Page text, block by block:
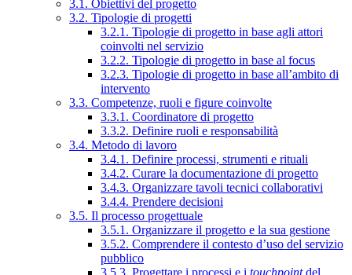
3.1. Obiettivi del progetto
3.2. Tipologie di progetti
3.2.1. Tipologie di progetto in base agli attori
coinvolti nel servizio
3.2.2. Tipologie di progetto in base al focus
3.2.3. Tipologie di progetto in base all’ambito di
intervento
3.3. Competenze, ruoli e figure coinvolte
3.3.1. Coordinatore di progetto
3.3.2. Definire ruoli e responsabilità
3.4. Metodo di lavoro
3.4.1. Definire processi, strumenti e rituali
3.4.2. Curare la documentazione di progetto
3.4.3. Organizzare tavoli tecnici collaborativi
3.4.4. Prendere decisioni
3.5. Il processo progettuale
3.5.1. Organizzare il progetto e la sua gestione
3.5.2. Comprendere il contesto d’uso del servizio
pubblico
3.5.3. Progettare i processi e i touchpointdel